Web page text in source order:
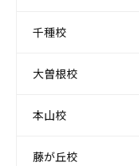
千種校
大曽根校
本山校
藤が丘校